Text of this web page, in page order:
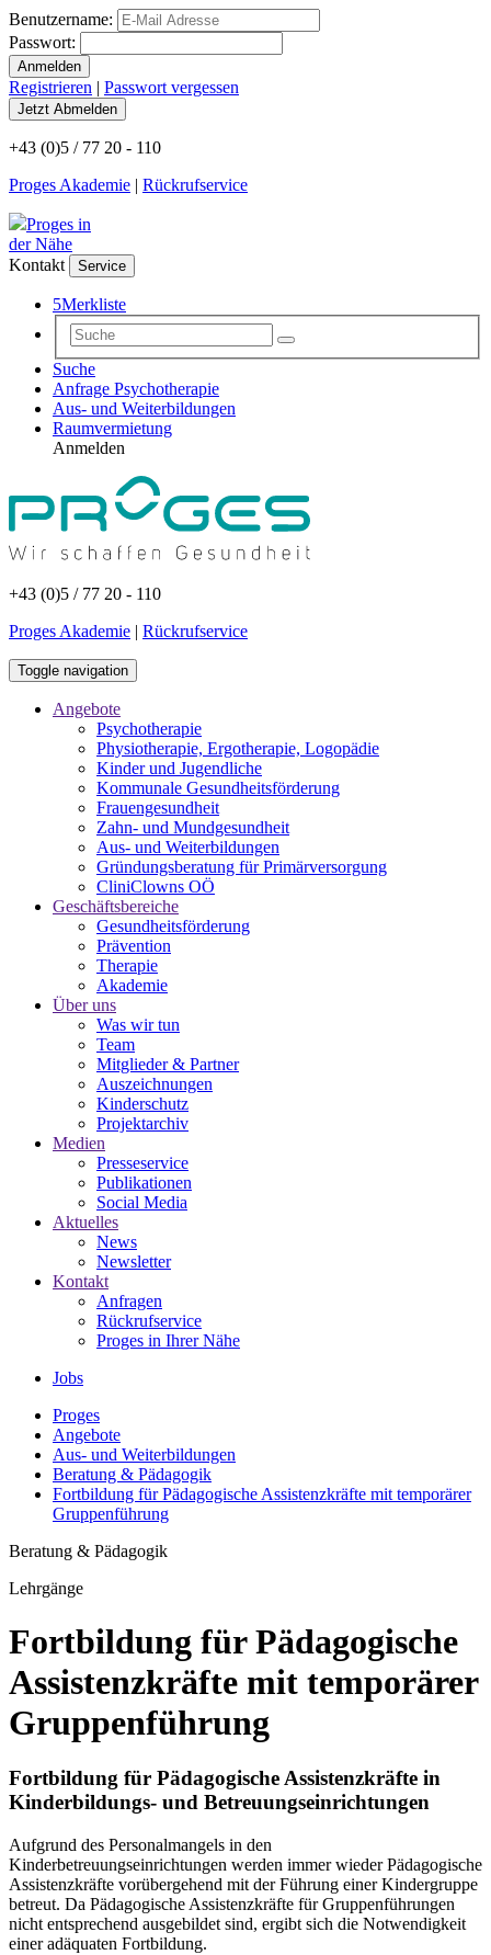
Benutzername:
Passwort:
Registrieren | Passwort vergessen
+43 (0)5 / 77 20 - 110
Proges Akademie | Rückrufservice
Proges in
der Nähe
Kontakt
Service
5Merkliste
Suche
Anfrage Psychotherapie
Aus- und Weiterbildungen
Raumvermietung
Anmelden
+43 (0)5 / 77 20 - 110
Proges Akademie | Rückrufservice
Toggle navigation
Angebote
Psychotherapie
Physiotherapie, Ergotherapie, Logopädie
Kinder und Jugendliche
Kommunale Gesundheitsförderung
Frauengesundheit
Zahn- und Mundgesundheit
Aus- und Weiterbildungen
Gründungsberatung für Primärversorgung
CliniClowns OÖ
Geschäftsbereiche
Gesundheitsförderung
Prävention
Therapie
Akademie
Über uns
Was wir tun
Team
Mitglieder & Partner
Auszeichnungen
Kinderschutz
Projektarchiv
Medien
Presseservice
Publikationen
Social Media
Aktuelles
News
Newsletter
Kontakt
Anfragen
Rückrufservice
Proges in Ihrer Nähe
Jobs
Proges
Angebote
Aus- und Weiterbildungen
Beratung & Pädagogik
Fortbildung für Pädagogische Assistenzkräfte mit temporärer
Gruppenführung
Beratung & Pädagogik
Lehrgänge
Fortbildung für Pädagogische
Assistenzkräfte mit temporärer
Gruppenführung
Fortbildung für Pädagogische Assistenzkräfte in
Kinderbildungs- und Betreuungseinrichtungen
Aufgrund des Personalmangels in den
Kinderbetreuungseinrichtungen werden immer wieder Pädagogische
Assistenzkräfte vorübergehend mit der Führung einer Kindergruppe
betreut. Da Pädagogische Assistenzkräfte für Gruppenführungen
nicht entsprechend ausgebildet sind, ergibt sich die Notwendigkeit
einer adäquaten Fortbildung.